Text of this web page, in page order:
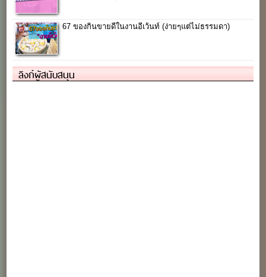
67 ของกินขายดีในงานอีเว้นท์ (ง่ายๆแต่ไม่ธรรมดา)
ลิงก์ผู้สนับสนุน